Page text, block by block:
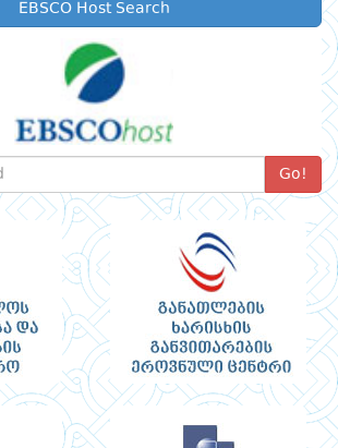
EBSCO Host Search
Go!